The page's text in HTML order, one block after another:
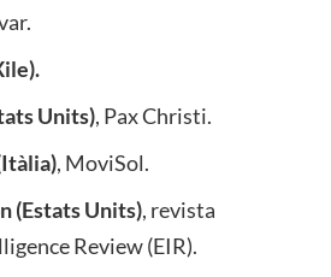
.
Units), Pax Christi.
, MoviSol.
(Estats Units), revista
Review (EIR).